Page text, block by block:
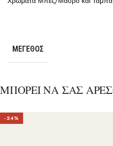
ΜΈΓΕΘΟΣ
ΜΠΟΡΕΙ ΝΑ ΣΑΣ
-24%